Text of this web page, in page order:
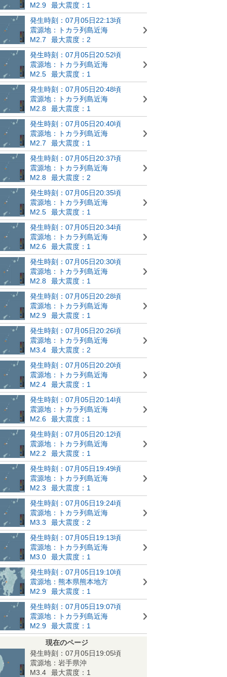
M2.9
最大震度：1
発生時刻：07月05日22:13頃
震源地：トカラ列島近海
M2.7
最大震度：2
発生時刻：07月05日20:52頃
震源地：トカラ列島近海
M2.5
最大震度：1
発生時刻：07月05日20:48頃
震源地：トカラ列島近海
M2.8
最大震度：1
発生時刻：07月05日20:40頃
震源地：トカラ列島近海
M2.7
最大震度：1
発生時刻：07月05日20:37頃
震源地：トカラ列島近海
M2.8
最大震度：2
発生時刻：07月05日20:35頃
震源地：トカラ列島近海
M2.5
最大震度：1
発生時刻：07月05日20:34頃
震源地：トカラ列島近海
M2.6
最大震度：1
発生時刻：07月05日20:30頃
震源地：トカラ列島近海
M2.8
最大震度：1
発生時刻：07月05日20:28頃
震源地：トカラ列島近海
M2.9
最大震度：1
発生時刻：07月05日20:26頃
震源地：トカラ列島近海
M3.4
最大震度：2
発生時刻：07月05日20:20頃
震源地：トカラ列島近海
M2.4
最大震度：1
発生時刻：07月05日20:14頃
震源地：トカラ列島近海
M2.6
最大震度：1
発生時刻：07月05日20:12頃
震源地：トカラ列島近海
M2.2
最大震度：1
発生時刻：07月05日19:49頃
震源地：トカラ列島近海
M2.3
最大震度：1
発生時刻：07月05日19:24頃
震源地：トカラ列島近海
M3.3
最大震度：2
発生時刻：07月05日19:13頃
震源地：トカラ列島近海
M3.0
最大震度：1
発生時刻：07月05日19:10頃
震源地：熊本県熊本地方
M2.9
最大震度：1
発生時刻：07月05日19:07頃
震源地：トカラ列島近海
M2.9
最大震度：1
現在のページ
発生時刻：07月05日19:05頃
震源地：岩手県沖
M3.4
最大震度：1